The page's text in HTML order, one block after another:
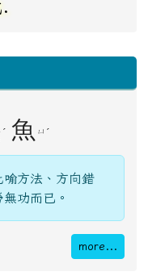
ˊ 魚 ㄩ ˊ
喻方法、方向錯
功而已。
more...